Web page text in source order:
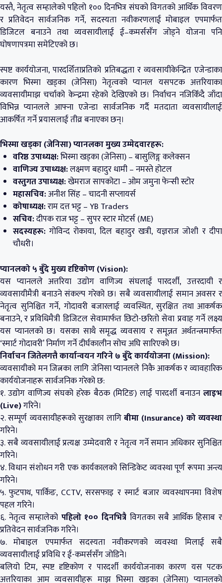
यस्तै, नेतृत्व सम्हालेको पहिलो १०० दिनभित्र संघको विगतको आर्थिक विवरण
र प्रतिवेदन सार्वजनिक गर्ने, सदस्यता नवीकरणलाई मोबाइल एपमार्फत
डिजिटल बनाउने तथा व्यवसायीलाई ई–कमर्ससँग जोड्ने योजना पनि
घोषणापत्रमा समेटिएको छ।
स्पष्ट कार्ययोजना, पारदर्शिताप्रतिको प्रतिबद्धता र व्यवसायीकेन्द्रित एजेन्डाका
कारण भिस्मा खड्का (जेनिसा) नेतृत्वको प्यानल यसपटक अत्तरियाका
व्यवसायीमाझ चर्चाको केन्द्रमा रहेको देखिएको छ। निर्वाचन नजिकिँदै जाँदा
विभिन्न प्यानलले आफ्ना एजेन्डा सार्वजनिक गर्दै मतदाता व्यवसायीलाई
आकर्षित गर्ने प्रयासलाई तीव्र बनाएका छन्।
भिस्मा खड्का (जेनिसा) प्यानलका मुख्य उम्मेदवारहरू:
वरिष्ठ उपाध्यक्ष:भिस्मा खड्का (जेनिसा) – बासुलिङ्ग कलेक्सन
वाणिज्य उपाध्यक्ष:लक्ष्मण बहादुर धामी – नमस्ते होटल
वस्तुगत उपाध्यक्ष:खेमराज सापकोटा – ओम जमुना फेन्सी स्टोर
महासचिव:अनीश सिंह – चादनी सप्लायर्स
कोषाध्यक्ष:राम दत्त भट्ट – YB Traders
सचिव:दीपक राज भट्ट – सुपर स्टार मोटर्स (ME)
सदस्यहरू:गोविन्द रोकाया, दिल बहादुर खत्री, यज्ञराज जोशी र दीपा
चौधरी।
प्यानलको ५ बुँदे मुख्य दृष्टिकोण (Vision):
यस प्यानलले अत्तरिया उद्योग वाणिज्य संघलाई पारदर्शी, उत्तरदायी र
व्यवसायीमैत्री बनाउने संकल्प गरेको छ। सबै व्यवसायीलाई समान अवसर र
नेतृत्व सुनिश्चित गर्ने, गोदावरी बजारलाई व्यवस्थित, सुरक्षित तथा आकर्षक
बनाउने, र प्रविधिमैत्री डिजिटल सेवामार्फत छिटो-छरितो सेवा प्रवाह गर्ने लक्ष्य
यस प्यानलको छ। यसका साथै समृद्ध व्यवसाय र समून्नत अर्थतन्त्रमार्फत
‘स्मार्ट गोदावरी’ निर्माण गर्ने दीर्घकालीन सोच अघि सारिएको छ।
निर्वाचन जितेलगत्तै कार्यान्वयन गरिने ७ बुँदे कार्ययोजना (Mission):
व्यवसायीको मन जित्नका लागि जेनिसा प्यानलले निकै आकर्षक र व्यावहारिक
कार्ययोजनाहरू सार्वजनिक गरेको छ:
१. उद्योग वाणिज्य संघको हरेक बैठक (मिटिङ) लाई पारदर्शी बनाउन लाइभ
(Live)गरिने।
२. सम्पूर्ण व्यवसायीहरूको सुरक्षाका लागिबीमा (Insurance) को व्यवस्था
गरिने।
३. सबै व्यवसायीलाई प्रत्यक्ष उम्मेदवारी र नेतृत्व गर्ने समान अधिकार सुनिश्चित
गरिने।
४. विधान संशोधन गरी एक कार्यकालको सिन्डिकेट व्यवस्था पूर्ण रूपमा अन्त्य
गरिने।
५. फुटपाथ, पार्किङ, CCTV, सरसफाइ र स्मार्ट बजार व्यवस्थापनमा विशेष
पहल गरिने।
६. नेतृत्व सम्हालेको पहिलो १०० दिनभित्रै विगतका सबै आर्थिक हिसाब र
प्रतिवेदन सार्वजनिक गरिने।
७. मोबाइल एपमार्फत सदस्यता नवीकरणको व्यवस्था मिलाई सबै
व्यवसायीलाई प्रविधि र ई-कमर्ससँग जोडिने।
बलियो टिम, स्पष्ट दृष्टिकोण र पारदर्शी कार्ययोजनाका कारण यस पटक
अत्तरियाका आम व्यवसायीहरू माझ भिस्मा खड्का (जेनिसा) प्यानलको